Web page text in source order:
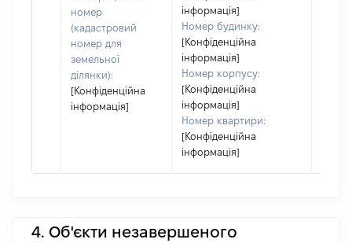
номер
(кадастровий
номер для
земельної
ділянки):
[Конфіденційна
інформація]
інформація]
Номер будинку:
[Конфіденційна
інформація]
Номер корпусу:
[Конфіденційна
інформація]
Номер квартири:
[Конфіденційна
інформація]
4. Об'єкти незавершеного